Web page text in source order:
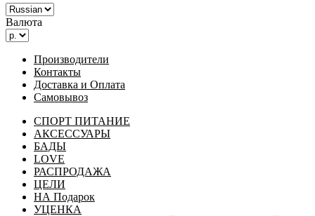
Валюта
Производители
Контакты
Доставка и Оплата
Самовывоз
СПОРТ ПИТАНИЕ
АКСЕССУАРЫ
БАДЫ
LOVE
РАСПРОДАЖА
ЦЕЛИ
НА Подарок
УЦЕНКА